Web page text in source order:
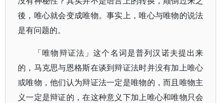
後，唯心就会变成唯物。事实上，唯心与唯物的说法
是有问题的。
「唯物辩证法」这个名词是普列汉诺夫提出来
的，马克思与恩格斯在谈到辩证法时并没有加上唯心
或唯物，他们认为辩证法一定是唯物的，而且唯物主
义一定是辩证的，在这种意义下加上唯心和唯物只会